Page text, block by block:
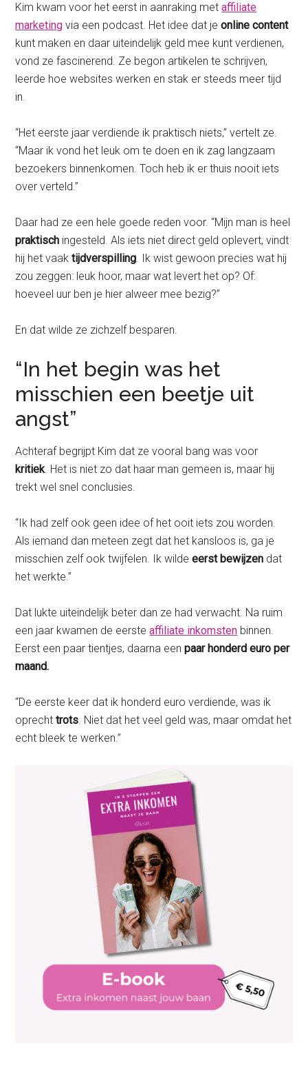
Kim kwam voor het eerst in aanraking metaffiliate
marketing via een podcast. Het idee dat jeonline content
kunt maken en daar uiteindelijk geld mee kunt verdienen,
vond ze fascinerend. Ze begon artikelen te schrijven,
leerde hoe websites werken en stak er steeds meer tijd
in.
“Het eerste jaar verdiende ik praktisch niets,” vertelt ze.
“Maar ik vond het leuk om te doen en ik zag langzaam
bezoekers binnenkomen. Toch heb ik er thuis nooit iets
over verteld.”
Daar had ze een hele goede reden voor. “Mijn man is heel
praktisch ingesteld. Als iets niet direct geld oplevert, vindt
hij het vaaktijdverspilling. Ik wist gewoon precies wat hij
zou zeggen: leuk hoor, maar wat levert het op? Of:
hoeveel uur ben je hier alweer mee bezig?”
En dat wilde ze zichzelf besparen.
“In het begin was het
misschien een beetje uit
angst”
Achteraf begrijpt Kim dat ze vooral bang was voor
kritiek. Het is niet zo dat haar man gemeen is, maar hij
trekt wel snel conclusies.
“Ik had zelf ook geen idee of het ooit iets zou worden.
Als iemand dan meteen zegt dat het kansloos is, ga je
misschien zelf ook twijfelen. Ik wildeeerst bewijzen dat
het werkte.”
Dat lukte uiteindelijk beter dan ze had verwacht. Na ruim
een jaar kwamen de eersteaffiliate inkomsten binnen.
Eerst een paar tientjes, daarna eenpaar honderd euro per
maand.
“De eerste keer dat ik honderd euro verdiende, was ik
oprechttrots. Niet dat het veel geld was, maar omdat het
echt bleek te werken.”